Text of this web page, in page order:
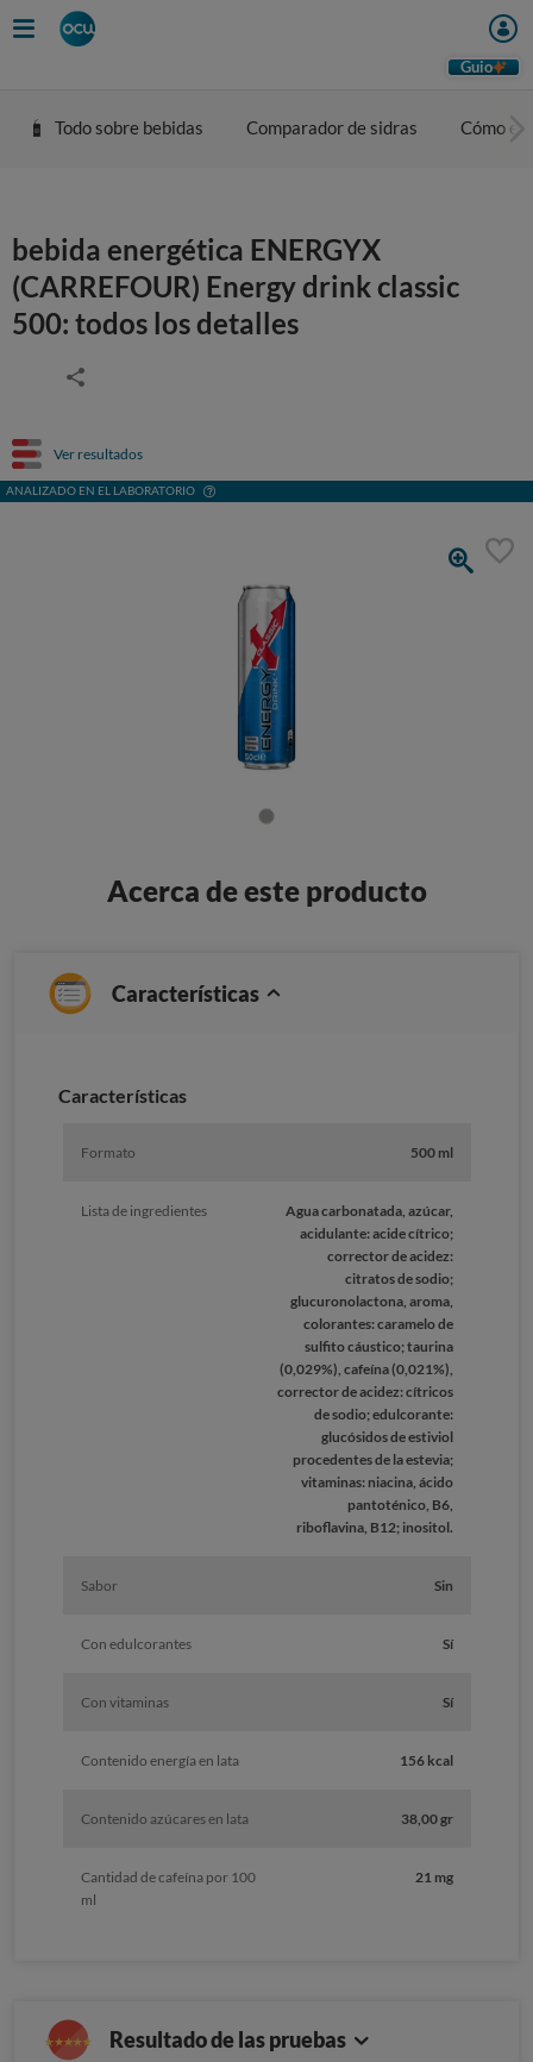
Guio
Todo sobre bebidas Comparador de sidras Cómo
bebida energética ENERGYX
(CARREFOUR) Energy drink classic
500: todos los detalles
Ver resultados
ANALIZADO EN EL LABORATORIO
Acerca de este producto
Características
Caracterí­sticas
Formato 500 ml
Lista de ingredientes
Agua carbonatada, azúcar,
acidulante: acide cítrico;
corrector de acidez:
citratos de sodio;
glucuronolactona, aroma,
colorantes: caramelo de
sulfito cáustico; taurina
(0,029%), cafeína (0,021%),
corrector de acidez: cítricos
de sodio; edulcorante:
glucósidos de estiviol
procedentes de la estevia;
vitaminas: niacina, ácido
pantoténico, B6,
riboflavina, B12; inositol.
Sabor Sin
Con edulcorantes Sí
Con vitaminas Sí
Contenido energía en lata 156 kcal
Contenido azúcares en lata 38,00 gr
Cantidad de cafeína por 100
ml
21 mg
Resultado de las pruebas